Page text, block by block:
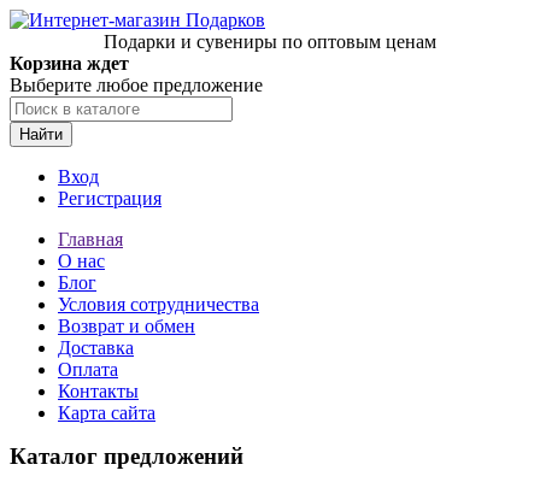
Подарки и сувениры по оптовым ценам
Корзина ждет
Выберите любое предложение
Найти
Вход
Регистрация
Главная
О нас
Блог
Условия сотрудничества
Возврат и обмен
Доставка
Оплата
Контакты
Карта сайта
Каталог предложений